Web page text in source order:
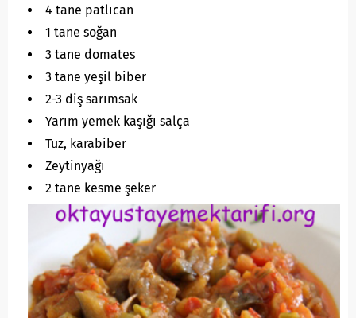
4 tane patlıcan
1 tane soğan
3 tane domates
3 tane yeşil biber
2-3 diş sarımsak
Yarım yemek kaşığı salça
Tuz, karabiber
Zeytinyağı
2 tane kesme şeker